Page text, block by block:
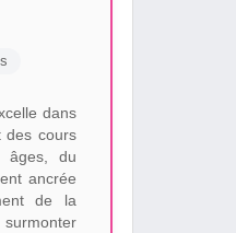
dans
des cours
âges, du
ancrée
de la